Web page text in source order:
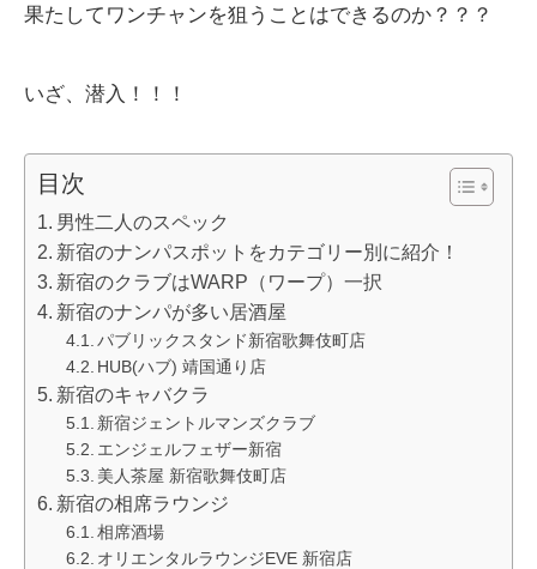
果たしてワンチャンを狙うことはできるのか？？？
いざ、潜入！！！
目次
男性二人のスペック
新宿のナンパスポットをカテゴリー別に紹介！
新宿のクラブはWARP（ワープ）一択
新宿のナンパが多い居酒屋
パブリックスタンド新宿歌舞伎町店
HUB(ハブ) 靖国通り店
新宿のキャバクラ
新宿ジェントルマンズクラブ
エンジェルフェザー新宿
美人茶屋 新宿歌舞伎町店
新宿の相席ラウンジ
相席酒場
オリエンタルラウンジEVE 新宿店